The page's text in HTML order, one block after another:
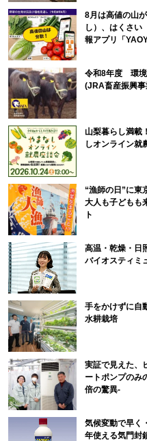
8月は高値の山
し）、はくさい
報アプリ「
令和8年度 環境
(JRA畜産振興
山梨暮らし満載
しオンライン就
“漁師の日”に東
大人も子どもも
ト
高温・乾燥・日
バイオスティミ
手をかけずに自
水耕栽培
実証で見えた、
ートポンプのみ
倍の驚異-
気候変動で早く
年使える気門封